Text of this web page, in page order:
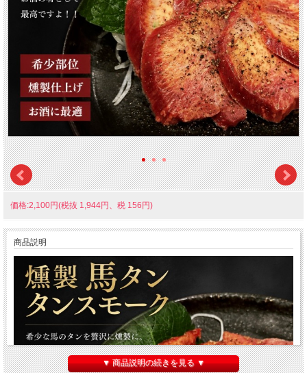
価格:2,100円(税抜 1,944円、税 156円)
商品説明
▼ 商品説明の続きを見る ▼